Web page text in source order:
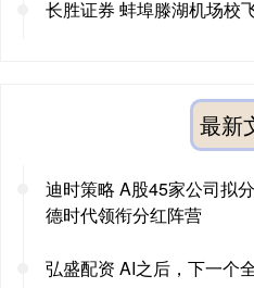
长胜证券 蚌埠滕湖机场校
最新
迪时策略 A股45家公司拟
德时代领衔分红阵营
弘盛配资 AI之后，下一个